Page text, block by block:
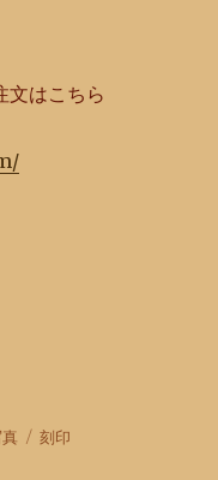
文はこちら
タ
刻印